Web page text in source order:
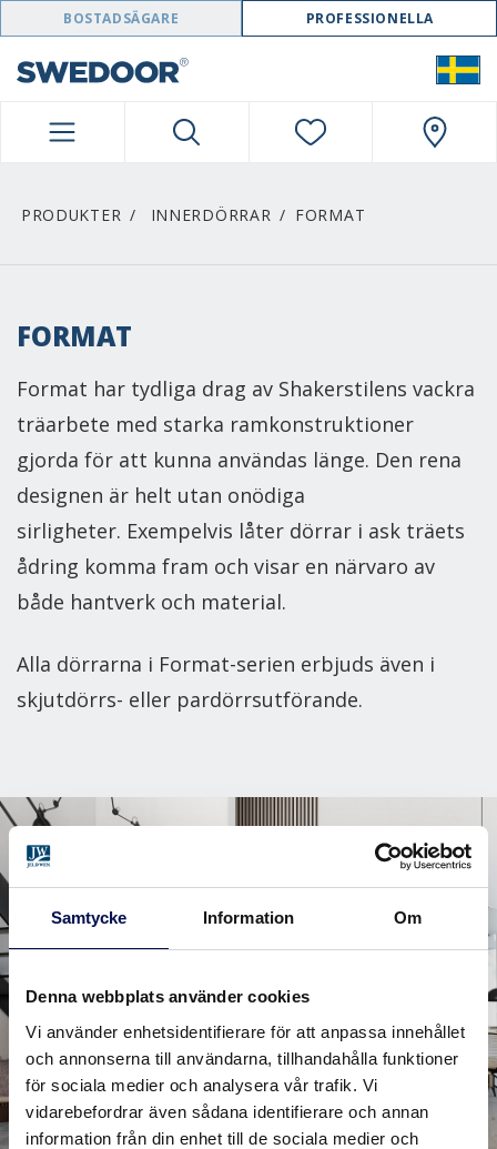
Samtycke Information Om
Denna webbplats använder cookies
Vi använder enhetsidentifierare för att anpassa innehållet
och annonserna till användarna, tillhandahålla funktioner
för sociala medier och analysera vår trafik. Vi
vidarebefordrar även sådana identifierare och annan
information från din enhet till de sociala medier och
SWEDOOR NAVIGATION
BOSTADSÄGARE PROFESSIONELLA
PRODUKTER INNERDÖRRAR FORMAT
FORMAT
Format har tydliga drag av Shakerstilens vackra
träarbete med starka ramkonstruktioner
gjorda för att kunna användas länge. Den rena
designen är helt utan onödiga
sirligheter. Exempelvis låter dörrar i ask träets
ådring komma fram och visar en närvaro av
både hantverk och material.
Alla dörrarna i Format-serien erbjuds även i
skjutdörrs- eller pardörrsutförande.